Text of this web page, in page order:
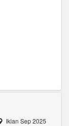
Iklan Sep 2025